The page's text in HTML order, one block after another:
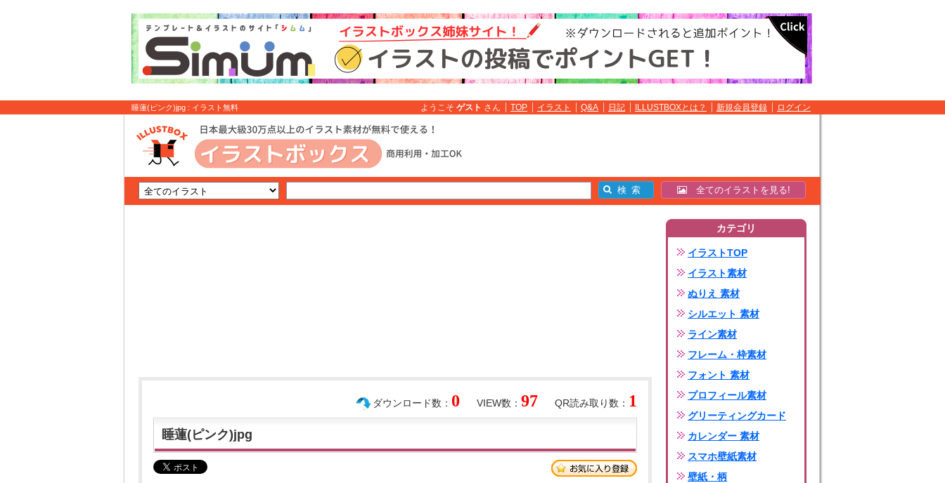
睡蓮(ピンク)jpg : イラスト無料 ようこそ ゲスト さん TOP イラスト Q&A 日記 ILLUSTBOXとは？ 新規会員登録 ログイン
全てのイラストを見る!
QR読み取り数： 1
VIEW数： 97
ダウンロード数： 0
睡蓮(ピンク)jpg
カテゴリ
イラストTOP
イラスト素材
ぬりえ 素材
シルエット 素材
ライン素材
フレーム・枠素材
フォント 素材
プロフィール素材
グリーティングカード
カレンダー 素材
スマホ壁紙素材
壁紙・柄